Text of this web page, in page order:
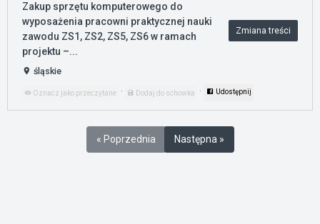
Zakup sprzętu komputerowego do
wyposażenia pracowni praktycznej nauki
zawodu ZS1, ZS2, ZS5, ZS6 w ramach
projektu –...
Zmiana treści
śląskie
Oznacz jako przeczytane · Dodaj do schowka · Udostępnij
« Poprzednia Następna »